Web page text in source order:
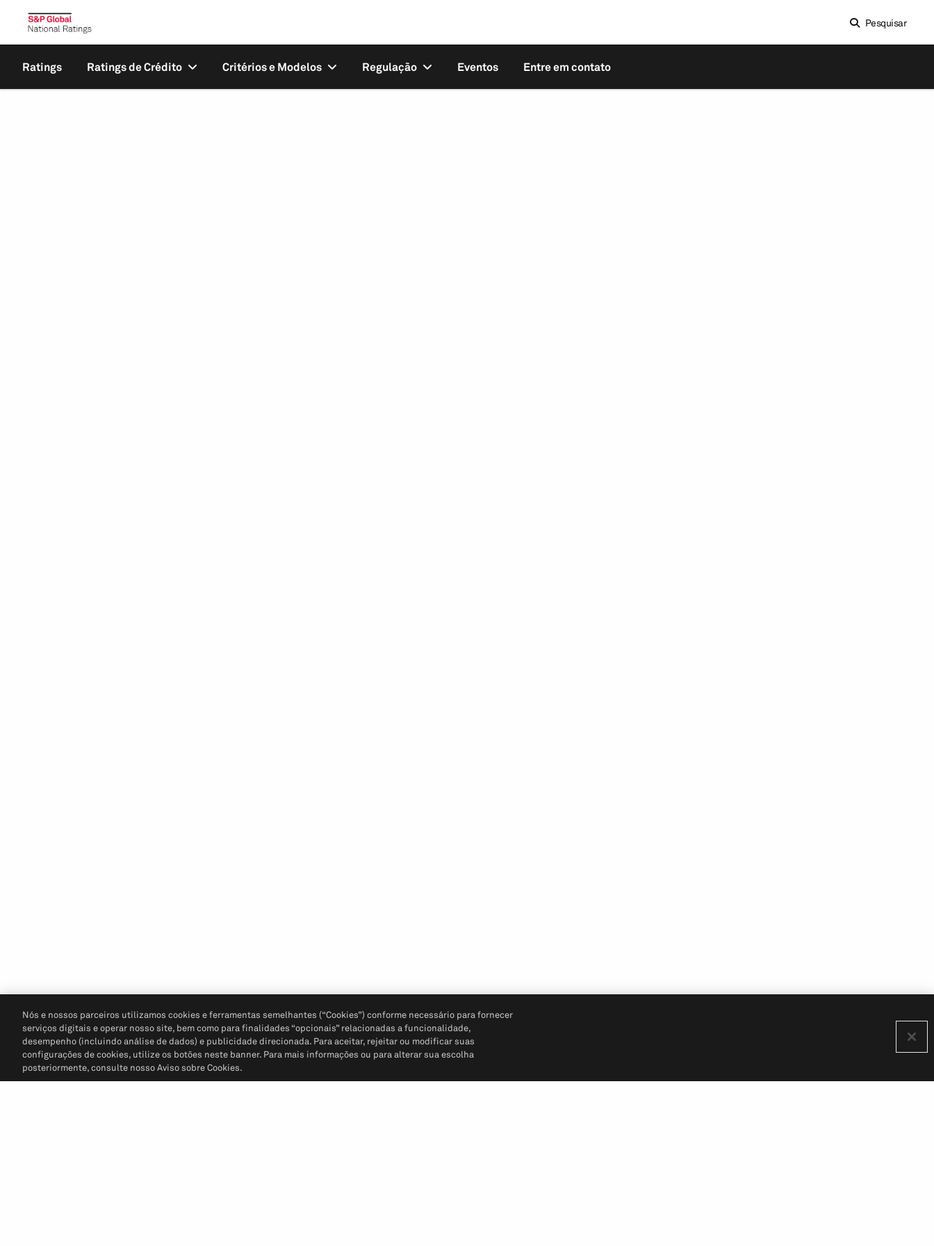
Pesquisar
Ratings Ratings de Crédito Critérios e Modelos Regulação Eventos Entre em contato
Nós e nossos parceiros utilizamos cookies e ferramentas semelhantes (“Cookies”) conforme necessário para fornecer
serviços digitais e operar nosso site, bem como para finalidades “opcionais” relacionadas a funcionalidade,
desempenho (incluindo análise de dados) e publicidade direcionada. Para aceitar, rejeitar ou modificar suas
configurações de cookies, utilize os botões neste banner. Para mais informações ou para alterar sua escolha
posteriormente, consulte nosso Aviso sobre Cookies.